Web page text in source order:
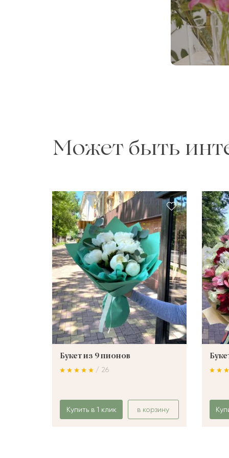
Может быть
Букет из 9 пионов
/ 26
Купить в 1 клик в корзину